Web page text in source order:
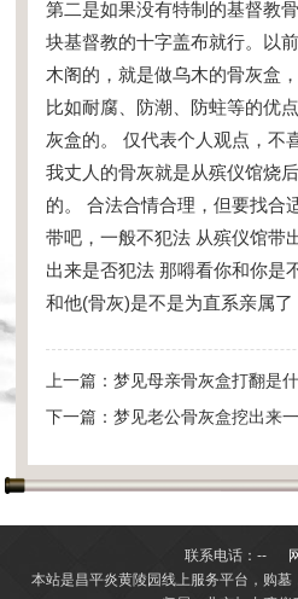
第二是如果没有特制的基督教
块基督教的十字盖布就行。以
木阁的，就是做乌木的骨灰盒
比如耐腐、防潮、防蛀等的优
灰盒的。 仅代表个人观点，不
我丈人的骨灰就是从殡仪馆烧
的。 合法合情合理，但要找合
带吧，一般不犯法 从殡仪馆带
出来是否犯法 那嘚看你和你是
和他(骨灰)是不是为直系亲属了
上一篇：梦见母亲骨灰盒打翻是
下一篇：梦见老公骨灰盒挖出来
联系电话：--
本站是昌平炎黄陵园线上服务平台，购